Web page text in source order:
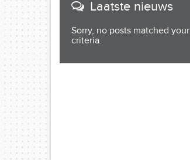
Laatste nieuws
Sorry, no posts matched your
criteria.